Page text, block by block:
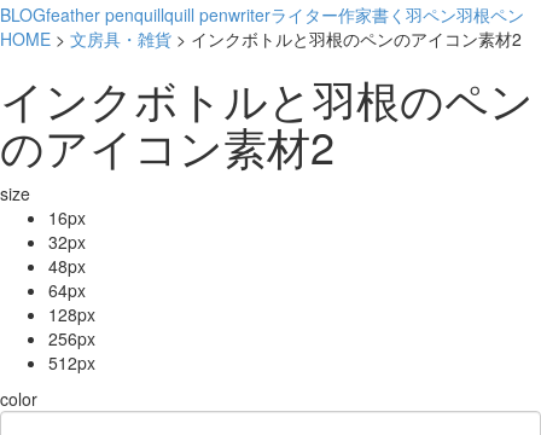
BLOGfeather penquillquill penwriterライター作家書く 羽ペン羽根ペン
HOME > 文房具・雑貨 > インクボトルと羽根のペンのアイコン素材2
インクボトルと羽根のペン
のアイコン素材2
size
16px
32px
48px
64px
128px
256px
512px
color